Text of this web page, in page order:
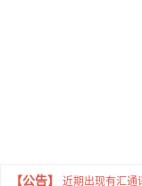
【公告】 近期出现有汇通